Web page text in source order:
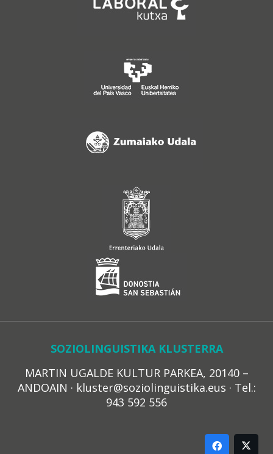
SOZIOLINGUISTIKA KLUSTERRA
MARTIN UGALDE KULTUR PARKEA, 20140 –
ANDOAIN · kluster@soziolinguistika.eus · Tel.:
943 592 556